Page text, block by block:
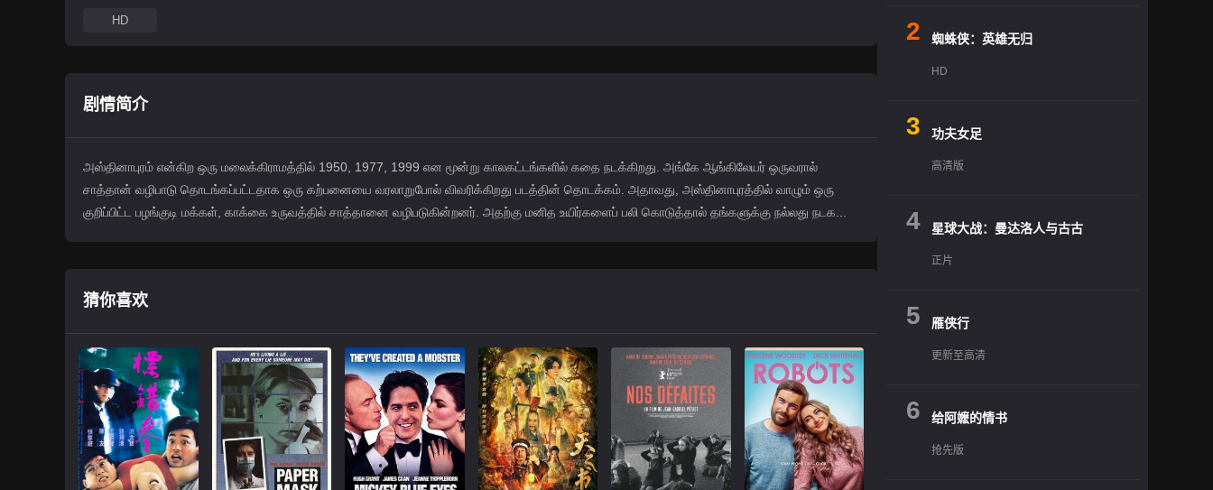
HD
剧情简介
அஸ்தினாபுரம் என்கிற ஒரு மலைக்கிராமத்தில் 1950, 1977, 1999 என மூன்று காலகட்டங்களில் கதை நடக்கிறது. அங்கே ஆங்கிலேயர் ஒருவரால்
சாத்தான் வழிபாடு தொடங்கப்பட்டதாக ஒரு கற்பனையை வரலாறுபோல் விவரிக்கிறது படத்தின் தொடக்கம். அதாவது, அஸ்தினாபுரத்தில் வாழும் ஒரு
குறிப்பிட்ட பழங்குடி மக்கள், காக்கை உருவத்தில் சாத்தானை வழிபடுகின்றனர். அதற்கு மனித உயிர்களைப் பலி கொடுத்தால் தங்களுக்கு நல்லது நடக...
猜你喜欢
2 蜘蛛侠：英雄无归
HD
3 功夫女足
高清版
4 星球大战：曼达洛人与古古
正片
5 雁侠行
更新至高清
6 给阿嬷的情书
抢先版